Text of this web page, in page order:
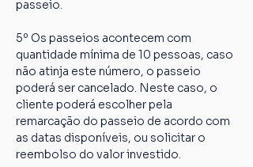
passeio.
5º Os passeios acontecem com
quantidade mínima de 10 pessoas, caso
não atinja este número, o passeio
poderá ser cancelado. Neste caso, o
cliente poderá escolher pela
remarcação do passeio de acordo com
as datas disponíveis, ou solicitar o
reembolso do valor investido.